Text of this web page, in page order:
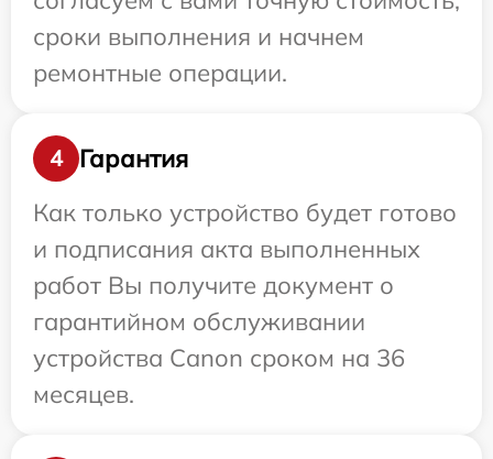
сроки выполнения и начнем
ремонтные операции.
4
Гарантия
Как только устройство будет готово
и подписания акта выполненных
работ Вы получите документ о
гарантийном обслуживании
устройства Canon сроком на 36
месяцев.